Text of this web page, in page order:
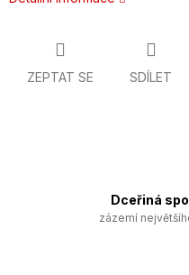
ZEPTAT SE SDÍLET
Dceřiná
zázemí